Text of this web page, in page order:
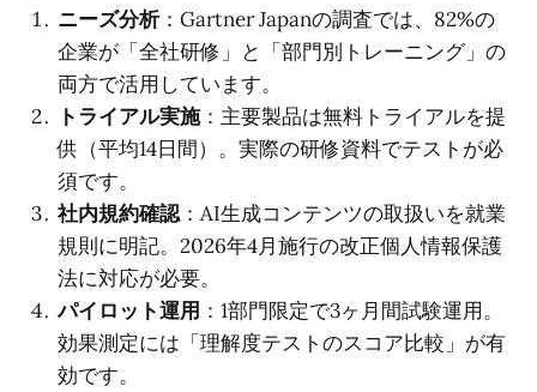
ニーズ分析：Gartner Japanの調査では、82%の
企業が「全社研修」と「部門別トレーニング」の
両方で活用しています。
トライアル実施：主要製品は無料トライアルを提
供（平均14日間）。実際の研修資料でテストが必
須です。
社内規約確認：AI生成コンテンツの取扱いを就業
規則に明記。2026年4月施行の改正個人情報保護
法に対応が必要。
パイロット運用 ：1部門限定で3ヶ月間試験運用。
効果測定には「理解度テストのスコア比較」が有
効です。